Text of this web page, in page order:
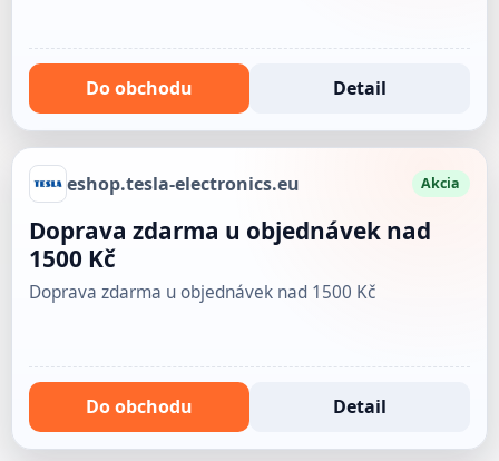
Do obchodu Detail
eshop.tesla-electronics.eu Akcia
Doprava zdarma u objednávek nad
1500 Kč
Doprava zdarma u objednávek nad 1500 Kč
Do obchodu Detail